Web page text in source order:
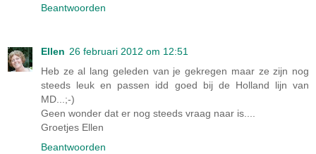
Beantwoorden
Ellen 26 februari 2012 om 12:51
Heb ze al lang geleden van je gekregen maar ze zijn nog
steeds leuk en passen idd goed bij de Holland lijn van
MD...;-)
Geen wonder dat er nog steeds vraag naar is....
Groetjes Ellen
Beantwoorden